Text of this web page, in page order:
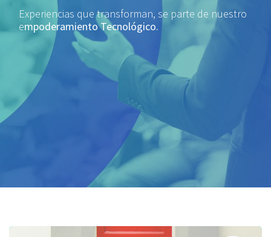
Experiencias que transforman, se parte de nuestro
empoderamiento Tecnológico.